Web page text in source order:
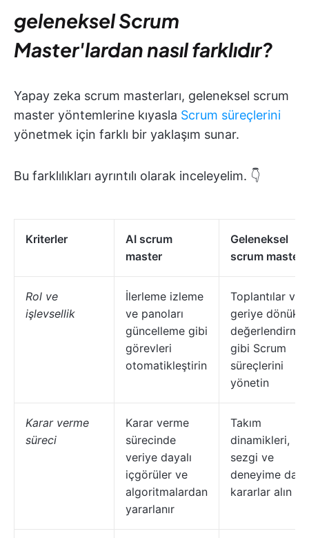
geleneksel Scrum
Master'lardan nasıl farklıdır?
Yapay zeka scrum masterları, geleneksel scrum
master yöntemlerine kıyasla Scrum süreçlerini
yönetmek için farklı bir yaklaşım sunar.
Bu farklılıkları ayrıntılı olarak inceleyelim. 👇
Kriterler
AI scrum
master
Geleneksel
scrum master
Rol ve
işlevsellik
İlerleme izleme
ve panoları
güncelleme gibi
görevleri
otomatikleştirin
Toplantılar ve
geriye dönük
gibi Scrum
süreçlerini
yönetin
Karar verme
süreci
Karar verme
sürecinde
veriye dayalı
içgörüler ve
algoritmalardan
yararlanır
Takım
dinamikleri,
sezgi ve
deneyime
kararlar alın